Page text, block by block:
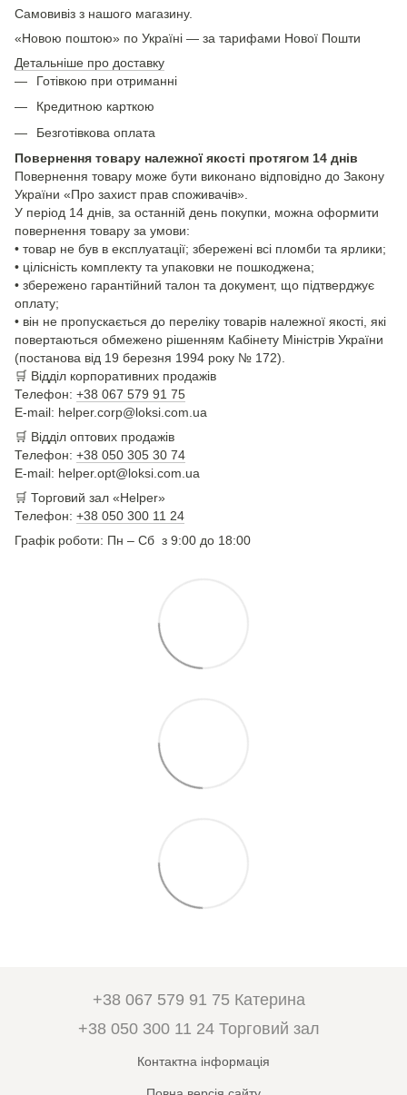
Самовивіз з нашого магазину.
«Новою поштою» по Україні — за тарифами Нової Пошти
Детальніше про доставку
Готівкою при отриманні
Кредитною карткою
Безготівкова оплата
Повернення товару належної якості протягом 14 днів
Повернення товару може бути виконано відповідно до Закону
України «Про захист прав споживачів».
У період 14 днів, за останній день покупки, можна оформити
повернення товару за умови:
• товар не був в експлуатації; збережені всі пломби та ярлики;
• цілісність комплекту та упаковки не пошкоджена;
• збережено гарантійний талон та документ, що підтверджує
оплату;
• він не пропускається до переліку товарів належної якості, які
повертаються обмежено рішенням Кабінету Міністрів України
(постанова від 19 березня 1994 року № 172).
🛒 Відділ корпоративних продажів
Телефон: +38 067 579 91 75
E-mail: helper.corp@loksi.com.ua
🛒 Відділ оптових продажів
Телефон: +38 050 305 30 74
E-mail: helper.opt@loksi.com.ua
🛒 Торговий зал «Helper»
Телефон: +38 050 300 11 24
Графік роботи: Пн – Сб з 9:00 до 18:00
+38 067 579 91 75 Катерина
+38 050 300 11 24 Торговий зал
Контактна інформація